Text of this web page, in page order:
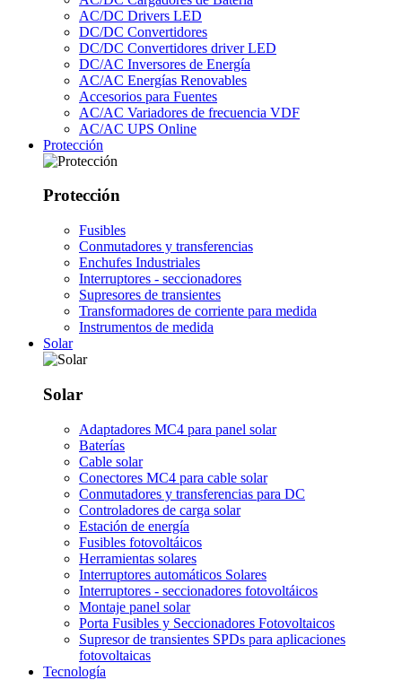
AC/DC Drivers LED
DC/DC Convertidores
DC/DC Convertidores driver LED
DC/AC Inversores de Energía
AC/AC Energías Renovables
Accesorios para Fuentes
AC/AC Variadores de frecuencia VDF
AC/AC UPS Online
Protección
Protección
Fusibles
Conmutadores y transferencias
Enchufes Industriales
Interruptores - seccionadores
Supresores de transientes
Transformadores de corriente para medida
Instrumentos de medida
Solar
Solar
Adaptadores MC4 para panel solar
Baterías
Cable solar
Conectores MC4 para cable solar
Conmutadores y transferencias para DC
Controladores de carga solar
Estación de energía
Fusibles fotovoltáicos
Herramientas solares
Interruptores automáticos Solares
Interruptores - seccionadores fotovoltáicos
Montaje panel solar
Porta Fusibles y Seccionadores Fotovoltaicos
Supresor de transientes SPDs para aplicaciones
fotovoltaicas
Tecnología